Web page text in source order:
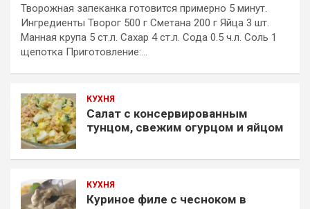
Творожная запеканка готовится примерно 5 минут.
Ингредиенты Творог 500 г Сметана 200 г Яйца 3 шт.
Манная крупа 5 ст.л. Сахар 4 ст.л. Сода 0.5 ч.л. Соль 1
щепотка Приготовление:…
КУХНЯ
Салат с консервированным
тунцом, свежим огурцом и яйцом
КУХНЯ
Куриное филе с чесноком в